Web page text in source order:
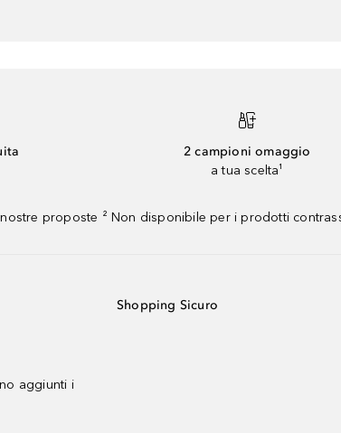
2 campioni omaggio
a tua scelta¹
proposte ² Non disponibile per i prodotti
aggiunti i
Shopping Sicuro